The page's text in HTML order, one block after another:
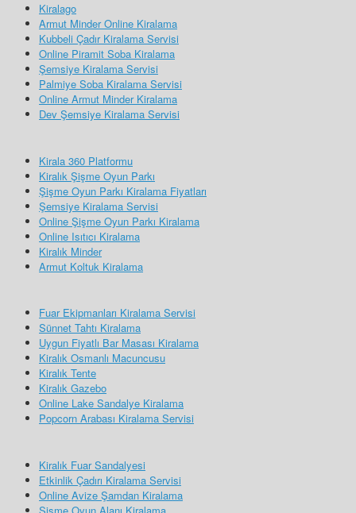
Kiralago
Armut Minder Online Kiralama
Kubbeli Çadır Kiralama Servisi
Online Piramit Soba Kiralama
Şemsiye Kiralama Servisi
Palmiye Soba Kiralama Servisi
Online Armut Minder Kiralama
Dev Şemsiye Kiralama Servisi
Kirala 360 Platformu
Kiralık Şişme Oyun Parkı
Şişme Oyun Parkı Kiralama Fiyatları
Şemsiye Kiralama Servisi
Online Şişme Oyun Parkı Kiralama
Online Isıtıcı Kiralama
Kiralık Minder
Armut Koltuk Kiralama
Fuar Ekipmanları Kiralama Servisi
Sünnet Tahtı Kiralama
Uygun Fiyatlı Bar Masası Kiralama
Kiralık Osmanlı Macuncusu
Kiralık Tente
Kiralık Gazebo
Online Lake Sandalye Kiralama
Popcorn Arabası Kiralama Servisi
Kiralık Fuar Sandalyesi
Etkinlik Çadırı Kiralama Servisi
Online Avize Şamdan Kiralama